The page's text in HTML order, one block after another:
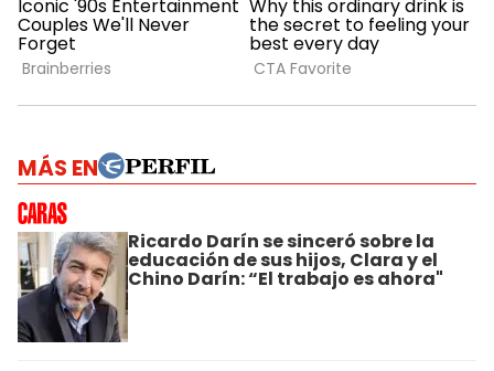
MÁS EN
Ricardo Darín se sinceró sobre la
educación de sus hijos, Clara y el
Chino Darín: “El trabajo es ahora"